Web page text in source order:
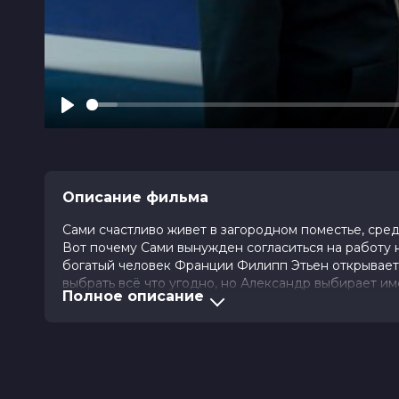
Play
Описание фильма
Сами счастливо живет в загородном поместье,
Вот почему Сами вынужден согласиться на
богатый человек Франции Филипп Этьен
выбрать всё что угодно, но Александр выбирает
Полное описание